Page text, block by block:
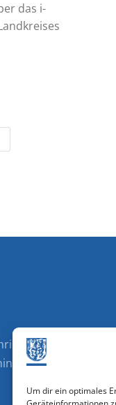
Um dir ein optimales
das i-